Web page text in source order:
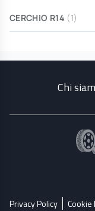
CERCHIO R14 (1)
Chi
Privacy Policy Cookie